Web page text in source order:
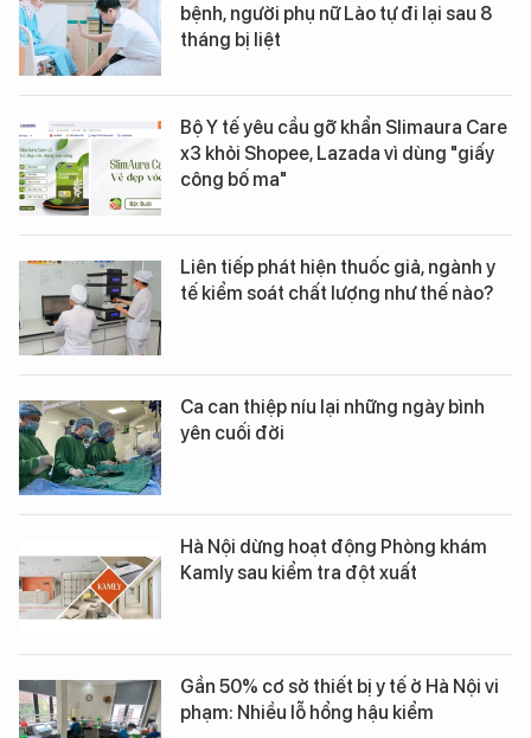
bệnh, người phụ nữ Lào tự đi lại sau 8
tháng bị liệt
Bộ Y tế yêu cầu gỡ khẩn Slimaura Care
x3 khỏi Shopee, Lazada vì dùng "giấy
công bố ma"
Liên tiếp phát hiện thuốc giả, ngành y
tế kiểm soát chất lượng như thế nào?
Ca can thiệp níu lại những ngày bình
yên cuối đời
Hà Nội dừng hoạt động Phòng khám
Kamly sau kiểm tra đột xuất
Gần 50% cơ sở thiết bị y tế ở Hà Nội vi
phạm: Nhiều lỗ hổng hậu kiểm